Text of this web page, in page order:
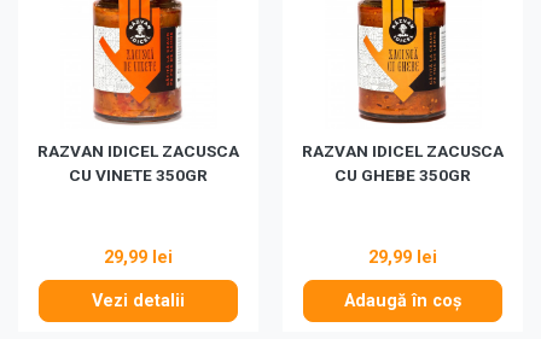
RAZVAN IDICEL ZACUSCA
CU VINETE 350GR
29,99 lei
Vezi detalii
RAZVAN IDICEL ZACUSCA
CU GHEBE 350GR
29,99 lei
Adaugă în coș